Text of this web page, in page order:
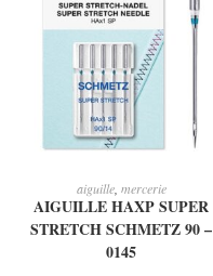
aiguille, mercerie
AIGUILLE HAXP SUPER
STRETCH SCHMETZ 90 –
0145